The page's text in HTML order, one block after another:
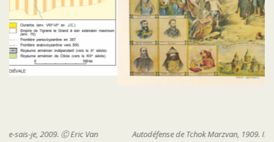
Autodéfense de Tchok Marzvan, 1909. Imprimerie Aubouzian, Lyon,